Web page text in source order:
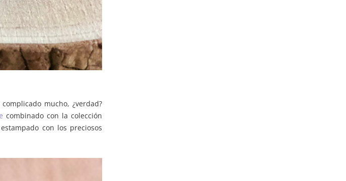
mucho, ¿verdad?
combinado con la colección
con los preciosos